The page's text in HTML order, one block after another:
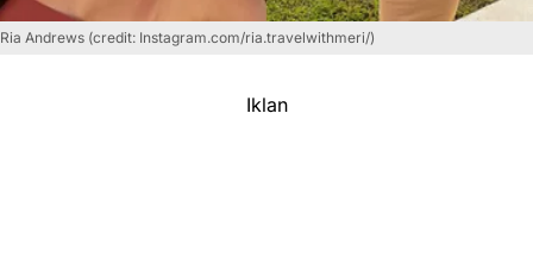
Ria Andrews (credit: Instagram.com/ria.travelwithmeri/)
Iklan